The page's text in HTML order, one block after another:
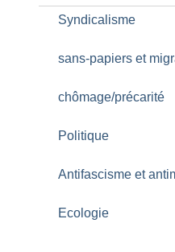
Syndicalisme
sans-papiers et
chômage/précarité
Politique
Antifascisme et
Ecologie